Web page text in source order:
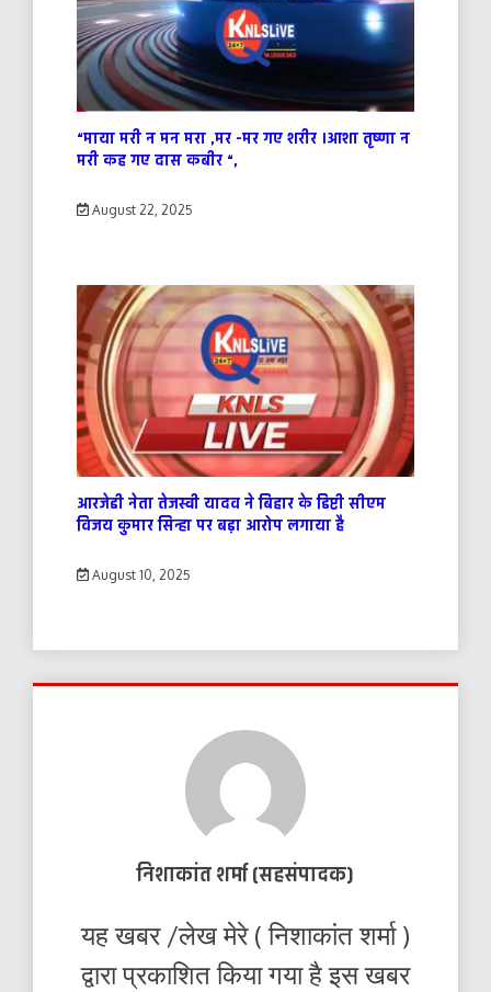
“माया मरी न मन मरा ,मर -मर गए शरीर ।आशा तृष्णा न
मरी कह गए दास कबीर “,
August 22, 2025
आरजेडी नेता तेजस्वी यादव ने बिहार के डिप्टी सीएम
विजय कुमार सिन्हा पर बड़ा आरोप लगाया है
August 10, 2025
निशाकांत शर्मा (सहसंपादक)
यह खबर /लेख मेरे ( निशाकांत शर्मा )
द्वारा प्रकाशित किया गया है इस खबर